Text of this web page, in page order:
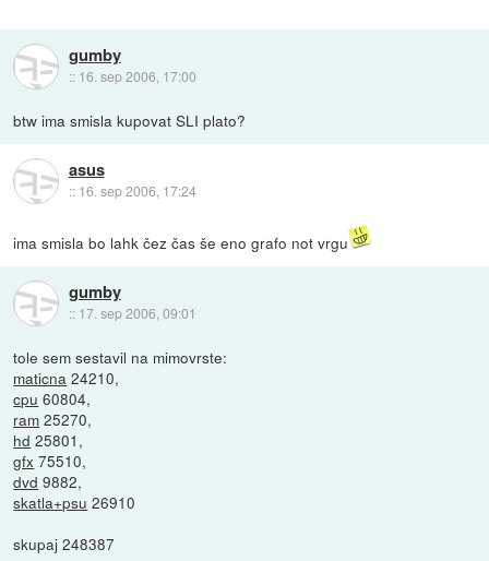
gumby
:: 16. sep 2006, 17:00
btw ima smisla kupovat SLI plato?
asus
:: 16. sep 2006, 17:24
ima smisla bo lahk čez čas še eno grafo not vrgu
gumby
:: 17. sep 2006, 09:01
tole sem sestavil na mimovrste:
maticna 24210,
cpu 60804,
ram 25270,
hd 25801,
gfx 75510,
dvd 9882,
skatla+psu 26910
skupaj 248387